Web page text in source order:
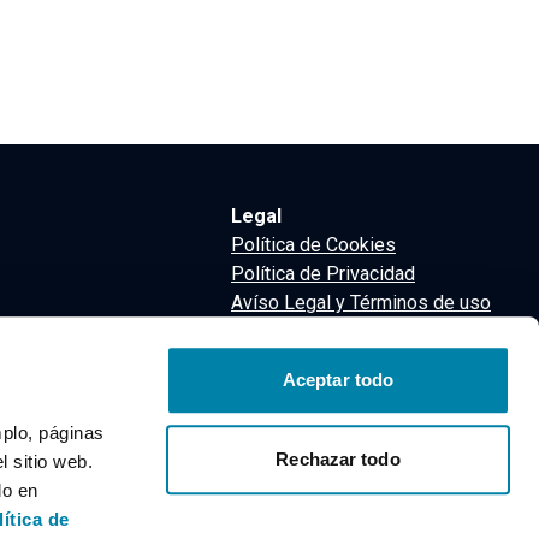
páginas
sitio web.
en
de
Aceptar todo
Rechazar todo
Legal
Política de Cookies
Política de Privacidad
Avíso Legal y Términos de uso